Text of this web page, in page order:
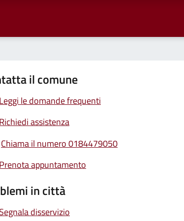
il comune
Leggi le domande frequenti
Richiedi assistenza
Chiama il numero 0184479050
Prenota appuntamento
in città
Segnala disservizio